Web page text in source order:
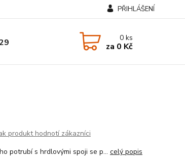
PŘIHLÁŠENÍ
0ks
za 0 Kč
produkt hodnotí zákazníci
potrubí s hrdlovými spoji se p... celý popis